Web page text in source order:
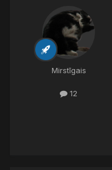
Mirstīgais
12